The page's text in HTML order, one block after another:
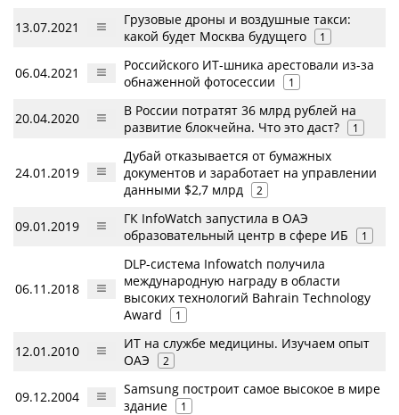
13.07.2021
Грузовые дроны и воздушные такси:
какой будет Москва будущего
1
06.04.2021
Российского ИТ-шника арестовали из-за
обнаженной фотосессии
1
20.04.2020
В России потратят 36 млрд рублей на
развитие блокчейна. Что это даст?
1
24.01.2019
Дубай отказывается от бумажных
документов и заработает на управлении
данными $2,7 млрд
2
09.01.2019
ГК InfoWatch запустила в ОАЭ
образовательный центр в сфере ИБ
1
06.11.2018
DLP-система Infowatch получила
международную награду в области
высоких технологий Bahrain Technology
Award
1
12.01.2010
ИТ на службе медицины. Изучаем опыт
ОАЭ
2
09.12.2004
Samsung построит самое высокое в мире
здание
1